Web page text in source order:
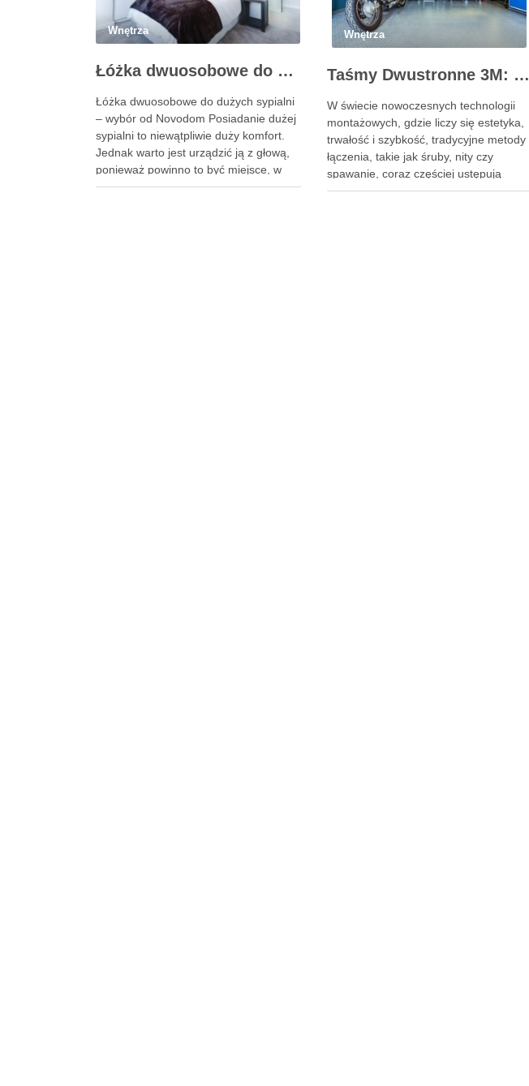
Wnętrza
Łóżka dwuosobowe do dużych sypialni – wybór od Novodom
Łóżka dwuosobowe do dużych sypialni
– wybór od Novodom Posiadanie dużej
sypialni to niewątpliwie duży komfort.
Jednak warto jest urządzić ją z głową,
ponieważ powinno to być miejsce, w
którym możemy liczyć na maksymalny
Wnętrza
Taśmy Dwustronne 3M: Niewidoczna Siła Montażu dla Profesjonalistów i Domu
W świecie nowoczesnych technologii
montażowych, gdzie liczy się estetyka,
trwałość i szybkość, tradycyjne metody
łączenia, takie jak śruby, nity czy
spawanie, coraz częściej ustępują
miejsca innowacyjnym rozwiązaniom.